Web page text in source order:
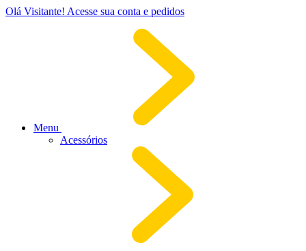
Olá Visitante! Acesse sua conta e pedidos
Menu
Acessórios